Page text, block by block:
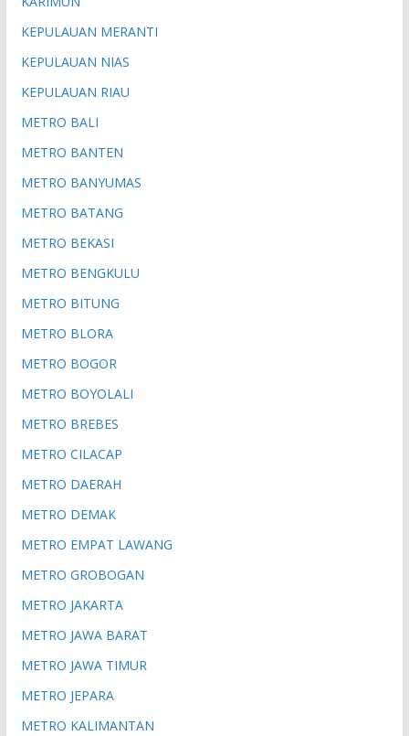
KEPULAUAN MERANTI
KEPULAUAN NIAS
KEPULAUAN RIAU
METRO BALI
METRO BANTEN
METRO BANYUMAS
METRO BATANG
METRO BEKASI
METRO BENGKULU
METRO BITUNG
METRO BLORA
METRO BOGOR
METRO BOYOLALI
METRO BREBES
METRO CILACAP
METRO DAERAH
METRO DEMAK
METRO EMPAT LAWANG
METRO GROBOGAN
METRO JAKARTA
METRO JAWA BARAT
METRO JAWA TIMUR
METRO JEPARA
METRO KALIMANTAN